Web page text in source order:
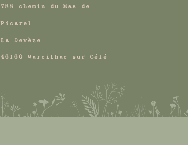
788 chemin du Mas de
Picarel
La Devèze
46160 Marcilhac sur Célé